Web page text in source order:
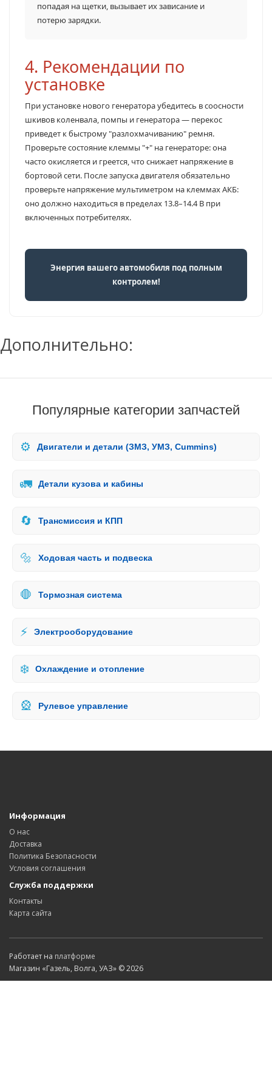
попадая на щетки, вызывает их зависание и
потерю зарядки.
4. Рекомендации по
установке
При установке нового генератора убедитесь в соосности
шкивов коленвала, помпы и генератора — перекос
приведет к быстрому "разлохмачиванию" ремня.
Проверьте состояние клеммы "+" на генераторе: она
часто окисляется и греется, что снижает напряжение в
бортовой сети. После запуска двигателя обязательно
проверьте напряжение мультиметром на клеммах АКБ:
оно должно находиться в пределах 13.8–14.4 В при
включенных потребителях.
Энергия вашего автомобиля под полным
контролем!
Дополнительно:
Популярные категории запчастей
⚙️ Двигатели и детали (ЗМЗ, УМЗ, Cummins)
🚛 Детали кузова и кабины
🔄 Трансмиссия и КПП
🔩 Ходовая часть и подвеска
🛑 Тормозная система
⚡ Электрооборудование
❄️ Охлаждение и отопление
🎡 Рулевое управление
Информация
О нас
Доставка
Политика Безопасности
Условия соглашения
Служба поддержки
Контакты
Карта сайта
Работает на платформе
Магазин «Газель, Волга, УАЗ» © 2026